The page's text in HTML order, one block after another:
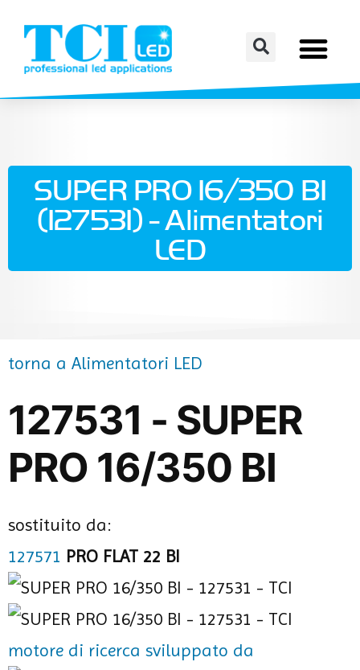
SUPER PRO 16/350 BI
(127531) - Alimentatori
LED
torna a Alimentatori LED
127531 - SUPER
PRO 16/350 BI
sostituito da:
127571 PRO FLAT 22 BI
motore di ricerca sviluppato da